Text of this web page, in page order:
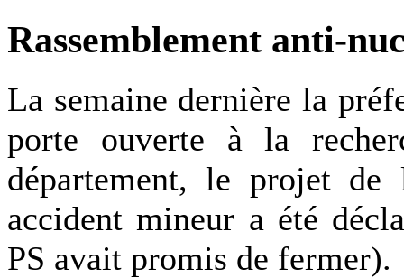
Rassemblement anti-
La semaine dernière la
porte ouverte à la
département, le projet
accident mineur a été
PS avait promis de fermer).